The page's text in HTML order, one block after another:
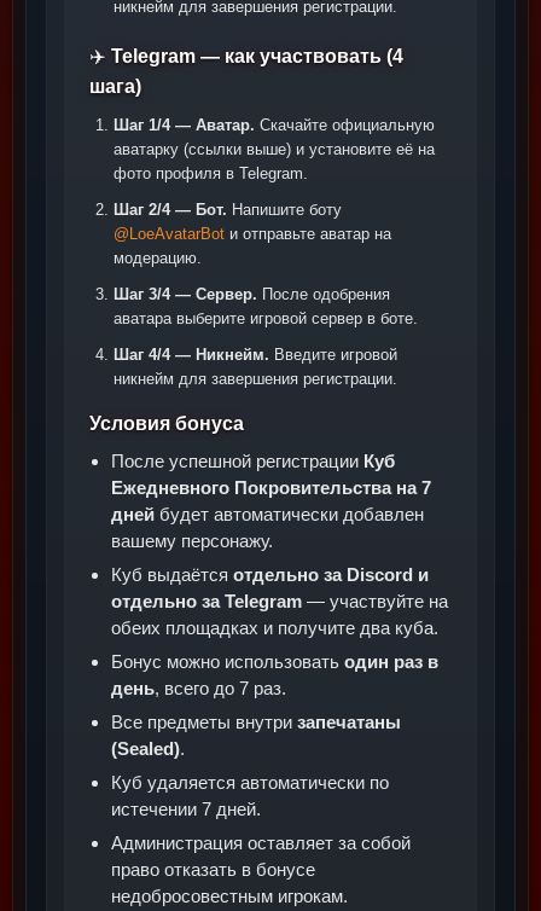
никнейм для завершения регистрации.
✈️ Telegram — как участвовать (4
шага)
Шаг 1/4 — Аватар. Скачайте официальную
аватарку (ссылки выше) и установите её на
фото профиля в Telegram.
Шаг 2/4 — Бот. Напишите боту
@LoeAvatarBot и отправьте аватар на
модерацию.
Шаг 3/4 — Сервер. После одобрения
аватара выберите игровой сервер в боте.
Шаг 4/4 — Никнейм. Введите игровой
никнейм для завершения регистрации.
Условия бонуса
После успешной регистрации Куб
Ежедневного Покровительства на 7
дней будет автоматически добавлен
вашему персонажу.
Куб выдаётся отдельно за Discord и
отдельно за Telegram — участвуйте на
обеих площадках и получите два куба.
Бонус можно использовать один раз в
день, всего до 7 раз.
Все предметы внутри запечатаны
(Sealed).
Куб удаляется автоматически по
истечении 7 дней.
Администрация оставляет за собой
право отказать в бонусе
недобросовестным игрокам.